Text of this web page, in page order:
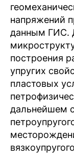
напряжений
данным ГИС.
построения
упругих
пластовых
дальнейшем